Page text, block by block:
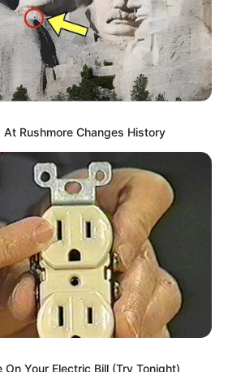
At Rushmore Changes History
On Your Electric Bill (Try Tonight)